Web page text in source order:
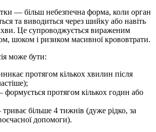
— більш небезпечна форма, коли орган
та виводиться через шийку або навіть
Це супроводжується вираженим
шоком і ризиком масивної крововтрати.
може бути:
протягом кількох хвилин після
протягом кількох годин або
більше 4 тижнів (дуже рідко, за
допомоги).